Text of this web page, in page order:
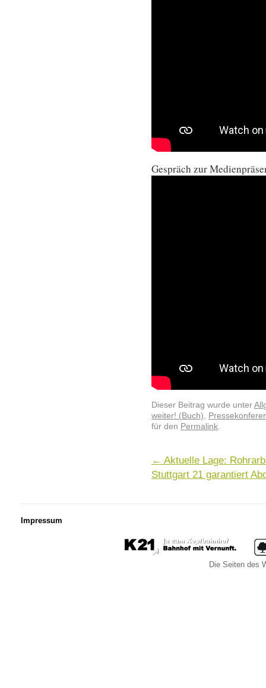
Gespräch zur
Dieser Beitrag wurde unter
weiter! (Buch)
für den Permalink
← Aktuelle Lage:
Stuttgart 21 garantiert
Impressum
Die Seiten des